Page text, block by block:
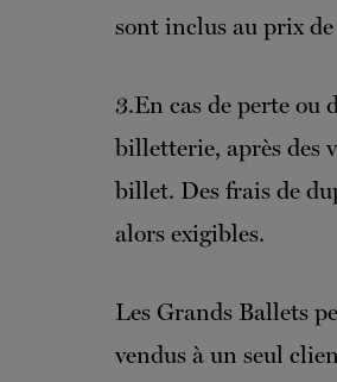
sont inclus au prix
3.En cas de perte ou
billetterie, après des
billet. Des frais de
alors exigibles.
Les Grands Ballets
vendus à un seul